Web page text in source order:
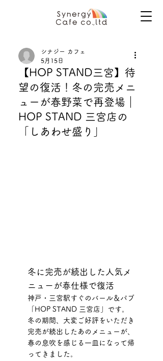
【HOP STAND三宮】待
望の復活！冬の完売メニ
ューが春野菜で再登場｜
HOP STAND 三宮店の
「しあわせ盛り」
シナジー カフェ
5月15日
冬に完売が続出した人気メ
ニューが春仕様で復活
神戸・三宮駅すぐのバール＆パブ
「HOP STAND 三宮店」です。
冬の期間、大変ご好評をいただき
完売が続出したあのメニューが、
春の息吹を感じる一皿になって帰
ってきました。